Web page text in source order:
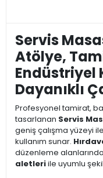
Servis
Atölye,
Endüstriyel
Dayanıklı
Profesyonel tamirat,
tasarlanan Servis
geniş çalışma yüzeyi
kullanım sunar.
düzenleme
aletleriile uyumlu